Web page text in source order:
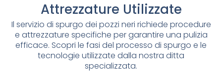
Attrezzature Utilizzate
Il servizio di spurgo dei pozzi neri richiede procedure
e attrezzature specifiche per garantire una pulizia
efficace. Scopri le fasi del processo di spurgo e le
tecnologie utilizzate dalla nostra ditta
specializzata.